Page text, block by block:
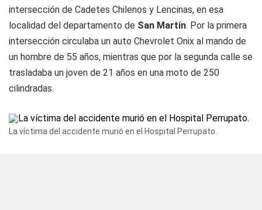
intersección de Cadetes Chilenos y Lencinas, en esa
localidad del departamento de San Martín. Por la primera
intersección circulaba un auto Chevrolet Onix al mando de
un hombre de 55 años, mientras que por la segunda calle se
trasladaba un joven de 21 años en una moto de 250
cilindradas.
La víctima del accidente murió en el Hospital Perrupato.